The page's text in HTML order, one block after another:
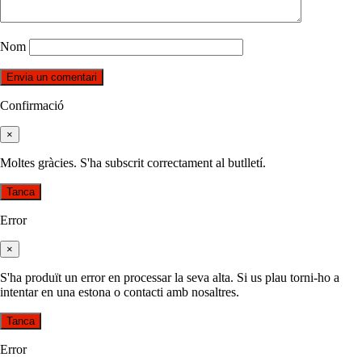
Nom
Confirmació
×
Moltes gràcies. S'ha subscrit correctament al butlletí.
Tanca
Error
×
S'ha produït un error en processar la seva alta. Si us plau torni-ho a
intentar en una estona o contacti amb nosaltres.
Tanca
Error